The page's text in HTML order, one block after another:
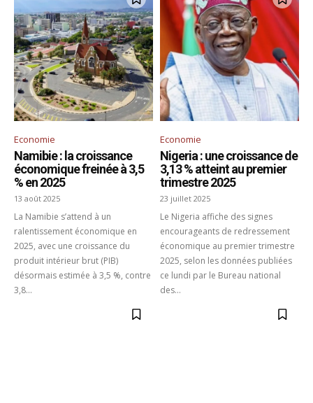
Economie
Namibie : la croissance
économique freinée à 3,5
% en 2025
13 août 2025
La Namibie s’attend à un
ralentissement économique en
2025, avec une croissance du
produit intérieur brut (PIB)
désormais estimée à 3,5 %, contre
3,8...
Economie
Nigeria : une croissance de
3,13 % atteint au premier
trimestre 2025
23 juillet 2025
Le Nigeria affiche des signes
encourageants de redressement
économique au premier trimestre
2025, selon les données publiées
ce lundi par le Bureau national
des...